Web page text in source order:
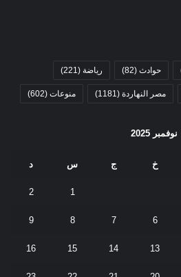
حوادث (82) رياضة (221)
مصر النهاردة (1181) منوعات (602)
نوفمبر 2025
خ ج س د
1
2
6
7
8
9
13
14
15
16